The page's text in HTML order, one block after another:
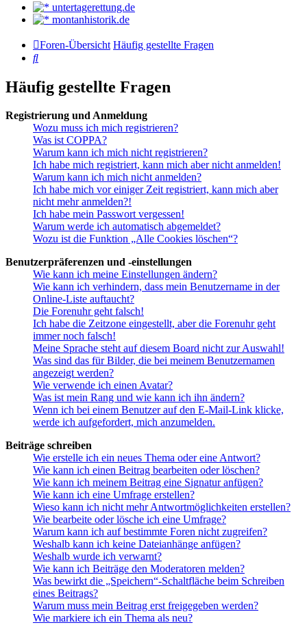
untertagerettung.de
montanhistorik.de
Foren-Übersicht Häufig gestellte Fragen
Suche
Häufig gestellte Fragen
Registrierung und Anmeldung
Wozu muss ich mich registrieren?
Was ist COPPA?
Warum kann ich mich nicht registrieren?
Ich habe mich registriert, kann mich aber nicht anmelden!
Warum kann ich mich nicht anmelden?
Ich habe mich vor einiger Zeit registriert, kann mich aber
nicht mehr anmelden?!
Ich habe mein Passwort vergessen!
Warum werde ich automatisch abgemeldet?
Wozu ist die Funktion „Alle Cookies löschen“?
Benutzerpräferenzen und -einstellungen
Wie kann ich meine Einstellungen ändern?
Wie kann ich verhindern, dass mein Benutzername in der
Online-Liste auftaucht?
Die Forenuhr geht falsch!
Ich habe die Zeitzone eingestellt, aber die Forenuhr geht
immer noch falsch!
Meine Sprache steht auf diesem Board nicht zur Auswahl!
Was sind das für Bilder, die bei meinem Benutzernamen
angezeigt werden?
Wie verwende ich einen Avatar?
Was ist mein Rang und wie kann ich ihn ändern?
Wenn ich bei einem Benutzer auf den E-Mail-Link klicke,
werde ich aufgefordert, mich anzumelden.
Beiträge schreiben
Wie erstelle ich ein neues Thema oder eine Antwort?
Wie kann ich einen Beitrag bearbeiten oder löschen?
Wie kann ich meinem Beitrag eine Signatur anfügen?
Wie kann ich eine Umfrage erstellen?
Wieso kann ich nicht mehr Antwortmöglichkeiten erstellen?
Wie bearbeite oder lösche ich eine Umfrage?
Warum kann ich auf bestimmte Foren nicht zugreifen?
Weshalb kann ich keine Dateianhänge anfügen?
Weshalb wurde ich verwarnt?
Wie kann ich Beiträge den Moderatoren melden?
Was bewirkt die „Speichern“-Schaltfläche beim Schreiben
eines Beitrags?
Warum muss mein Beitrag erst freigegeben werden?
Wie markiere ich ein Thema als neu?